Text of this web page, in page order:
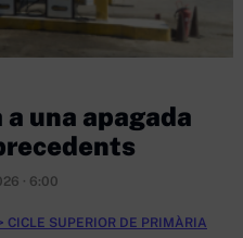
una apagada
· 6:00
CICLE SUPERIOR DE PRIMÀRIA